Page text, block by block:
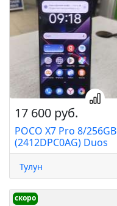
17 600 руб.
POCO X7 Pro 8/256GB
(2412DPC0AG) Duos
Тулун
скоро